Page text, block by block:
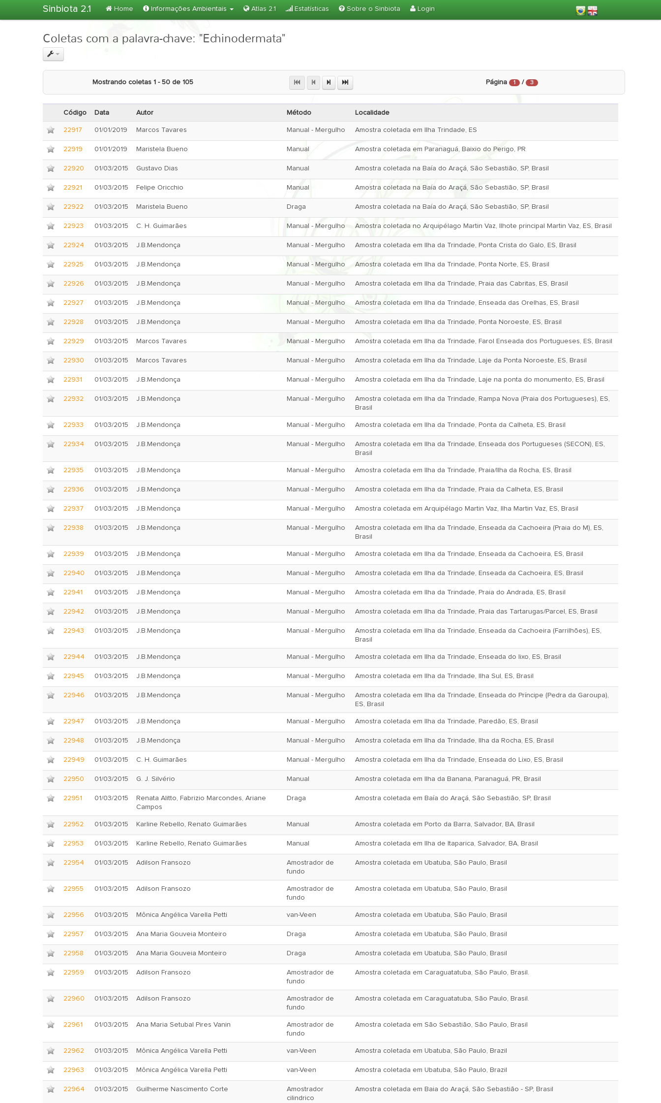
Sinbiota 2.1 Home Informações Ambientais Atlas 2.1 Estatísticas Sobre o Sinbiota Login
Coletas com a palavra-chave: "Echinodermata"
Mostrando coletas 1 - 50 de 105 Página 1 / 3
Código Data Autor Método Localidade
22917 01/01/2019 Marcos Tavares Manual - Mergulho Amostra coletada em Ilha Trindade, ES
22919 01/01/2019 Maristela Bueno Manual Amostra coletada em Paranaguá, Baixio do Perigo, PR
22920 01/03/2015 Gustavo Dias Manual Amostra coletada na Baía do Araçá, São Sebastião, SP, Brasil
22921 01/03/2015 Felipe Oricchio Manual Amostra coletada na Baía do Araçá, São Sebastião, SP, Brasil
22922 01/03/2015 Maristela Bueno Draga Amostra coletada na Baía do Araçá, São Sebastião, SP, Brasil
22923 01/03/2015 C. H. Guimarães Manual - Mergulho Amostra coletada no Arquipélago Martin Vaz, Ilhote principal Martin Vaz, ES, Brasil
22924 01/03/2015 J.B.Mendonça Manual - Mergulho Amostra coletada em Ilha da Trindade, Ponta Crista do Galo, ES, Brasil
22925 01/03/2015 J.B.Mendonça Manual - Mergulho Amostra coletada em Ilha da Trindade, Ponta Norte, ES, Brasil
22926 01/03/2015 J.B.Mendonça Manual - Mergulho Amostra coletada em Ilha da Trindade, Praia das Cabritas, ES, Brasil
22927 01/03/2015 J.B.Mendonça Manual - Mergulho Amostra coletada em Ilha da Trindade, Enseada das Orelhas, ES, Brasil
22928 01/03/2015 J.B.Mendonça Manual - Mergulho Amostra coletada em Ilha da Trindade, Ponta Noroeste, ES, Brasil
22929 01/03/2015 Marcos Tavares Manual - Mergulho Amostra coletada em Ilha da Trindade, Farol Enseada dos Portugueses, ES, Brasil
22930 01/03/2015 Marcos Tavares Manual - Mergulho Amostra coletada em Ilha da Trindade, Laje da Ponta Noroeste, ES, Brasil
22931 01/03/2015 J.B.Mendonça Manual - Mergulho Amostra coletada em Ilha da Trindade, Laje na ponta do monumento, ES, Brasil
22932 01/03/2015 J.B.Mendonça Manual - Mergulho
Amostra coletada em Ilha da Trindade, Rampa Nova (Praia dos Portugueses), ES,
Brasil
22933 01/03/2015 J.B.Mendonça Manual - Mergulho Amostra coletada em Ilha da Trindade, Ponta da Calheta, ES, Brasil
22934 01/03/2015 J.B.Mendonça Manual - Mergulho
Amostra coletada em Ilha da Trindade, Enseada dos Portugueses (SECON), ES,
Brasil
22935 01/03/2015 J.B.Mendonça Manual - Mergulho Amostra coletada em Ilha da Trindade, Praia/Ilha da Rocha, ES, Brasil
22936 01/03/2015 J.B.Mendonça Manual - Mergulho Amostra coletada em Ilha da Trindade, Praia da Calheta, ES, Brasil
22937 01/03/2015 J.B.Mendonça Manual - Mergulho Amostra coletada em Arquipélago Martin Vaz, Ilha Martin Vaz, ES, Brasil
22938 01/03/2015 J.B.Mendonça Manual - Mergulho
Amostra coletada em Ilha da Trindade, Enseada da Cachoeira (Praia do M), ES,
Brasil
22939 01/03/2015 J.B.Mendonça Manual - Mergulho Amostra coletada em Ilha da Trindade, Enseada da Cachoeira, ES, Brasil
22940 01/03/2015 J.B.Mendonça Manual - Mergulho Amostra coletada em Ilha da Trindade, Enseada da Cachoeira, ES, Brasil
22941 01/03/2015 J.B.Mendonça Manual - Mergulho Amostra coletada em Ilha da Trindade, Praia do Andrada, ES, Brasil
22942 01/03/2015 J.B.Mendonça Manual - Mergulho Amostra coletada em Ilha da Trindade, Praia das Tartarugas/Parcel, ES, Brasil
22943 01/03/2015 J.B.Mendonça Manual - Mergulho
Amostra coletada em Ilha da Trindade, Enseada da Cachoeira (Farrilhões), ES,
Brasil
22944 01/03/2015 J.B.Mendonça Manual - Mergulho Amostra coletada em Ilha da Trindade, Enseada do lixo, ES, Brasil
22945 01/03/2015 J.B.Mendonça Manual - Mergulho Amostra coletada em Ilha da Trindade, Ilha Sul, ES, Brasil
22946 01/03/2015 J.B.Mendonça Manual - Mergulho
Amostra coletada em Ilha da Trindade, Enseada do Príncipe (Pedra da Garoupa),
ES, Brasil
22947 01/03/2015 J.B.Mendonça Manual - Mergulho Amostra coletada em Ilha da Trindade, Paredão, ES, Brasil
22948 01/03/2015 J.B.Mendonça Manual - Mergulho Amostra coletada em Ilha da Trindade, Ilha da Rocha, ES, Brasil
22949 01/03/2015 C. H. Guimarães Manual - Mergulho Amostra coletada em Ilha da Trindade, Enseada do Lixo, ES, Brasil
22950 01/03/2015 G. J. Silvério Manual Amostra coletada em Ilha da Banana, Paranaguá, PR, Brasil
22951 01/03/2015
Renata Alitto, Fabrizio Marcondes, Ariane
Campos
Draga Amostra coletada em Baía do Araçá, São Sebastião, SP, Brasil
22952 01/03/2015 Karline Rebello, Renato Guimarães Manual Amostra coletada em Porto da Barra, Salvador, BA, Brasil
22953 01/03/2015 Karline Rebello, Renato Guimarães Manual Amostra coletada em Ilha de Itaparica, Salvador, BA, Brasil
22954 01/03/2015 Adilson Fransozo
Amostrador de
fundo
Amostra coletada em Ubatuba, São Paulo, Brasil
22955 01/03/2015 Adilson Fransozo
Amostrador de
fundo
Amostra coletada em Ubatuba, São Paulo, Brasil
22956 01/03/2015 Mônica Angélica Varella Petti van-Veen Amostra coletada em Ubatuba, São Paulo, Brasil
22957 01/03/2015 Ana Maria Gouveia Monteiro Draga Amostra coletada em Ubatuba, São Paulo, Brasil
22958 01/03/2015 Ana Maria Gouveia Monteiro Draga Amostra coletada em Ubatuba, São Paulo, Brasil
22959 01/03/2015 Adilson Fransozo
Amostrador de
fundo
Amostra coletada em Caraguatatuba, São Paulo, Brasil.
22960 01/03/2015 Adilson Fransozo
Amostrador de
fundo
Amostra coletada em Caraguatatuba, São Paulo, Brasil.
22961 01/03/2015 Ana Maria Setubal Pires Vanin
Amostrador de
fundo
Amostra coletada em São Sebastião, São Paulo, Brasil
22962 01/03/2015 Mônica Angélica Varella Petti van-Veen Amostra coletada em Ubatuba, São Paulo, Brazil
22963 01/03/2015 Mônica Angélica Varella Petti van-Veen Amostra coletada em Ubatuba, São Paulo, Brazil
22964 01/03/2015 Guilherme Nascimento Corte
Amostrador
cilindrico
Amostra coletada em Baia do Araçá, São Sebastião - SP, Brasil